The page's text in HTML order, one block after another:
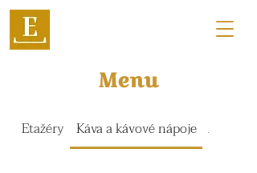
Menu
Etažéry Káva a kávové nápoje